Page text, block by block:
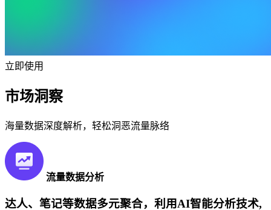
立即使用
市场洞察
海量数据深度解析，轻松洞恶流量脉络
流量数据分析
达人、笔记等数据多元聚合，利用AI智能分析技术,